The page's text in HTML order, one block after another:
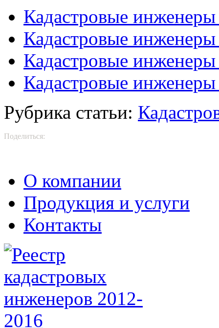
Кадастровые
Кадастровые
Кадастровые
Кадастровые
Рубрика статьи:
Поделиться:
О компании
Продукция и услуги
Контакты